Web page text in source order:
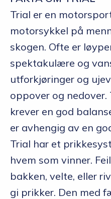
Trial er en
motorsykkel på
skogen. Ofte er
spektakulære og
utforkjøringer og
oppover og
krever en god
er avhengig av en
Trial har et
hvem som vinner.
bakken, velte, eller
gi prikker. Den med